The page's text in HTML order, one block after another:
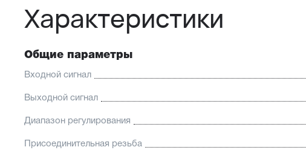
Характеристики
Общие параметры
Входной сигнал
Выходной сигнал
Диапазон регулирования
Присоединительная резьба